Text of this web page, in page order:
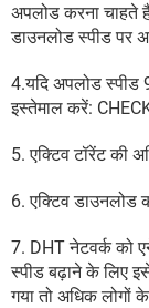
अपलोड करना
डाउनलोड स्पीड पर
4.यदि अपलोड स्पीड
इस्तेमाल करें:
5. एक्टिव टॉरेंट की
6. एक्टिव डाउनलोड
7. DHT नेटवर्क को
स्पीड बढ़ाने के लिए
गया तो अधिक लोगों